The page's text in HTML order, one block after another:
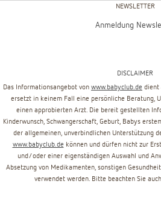
NEWSLETTER
Anmeldung
DISCLAIMER
Das Informationsangebot von www.babyclub.de dient
ersetzt in keinem Fall eine persönliche Beratung,
einen approbierten Arzt. Die bereit gestellten
Kinderwunsch, Schwangerschaft, Geburt, Babys
der allgemeinen, unverbindlichen Unterstützung
www.babyclub.de können und dürfen nicht zur
und/oder einer eigenständigen Auswahl und
Absetzung von Medikamenten, sonstigen
verwendet werden. Bitte beachten Sie